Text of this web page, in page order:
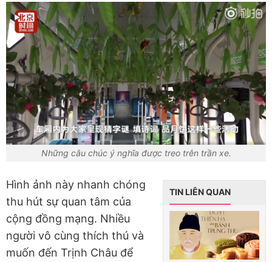
Những câu chúc ý nghĩa được treo trên trần xe.
TIN LIÊN QUAN
Hình ảnh này nhanh chóng
thu hút sự quan tâm của
cộng đồng mạng. Nhiều
người vô cùng thích thú và
muốn đến Trịnh Châu để